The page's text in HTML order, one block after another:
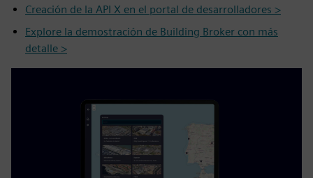
Creación de la API X en el portal de desarrolladores >
Explore la demostración de Building Broker con más
detalle >